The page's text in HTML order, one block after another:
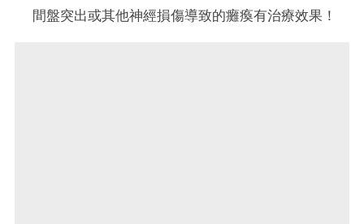
間盤突出或其他神經損傷導致的癱瘓有治療效果！